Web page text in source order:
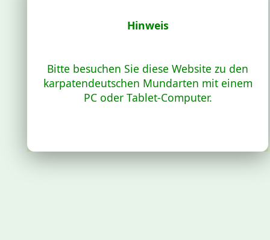
Hinweis
Bitte besuchen Sie diese Website zu den
karpatendeutschen Mundarten mit einem
PC oder Tablet-Computer.